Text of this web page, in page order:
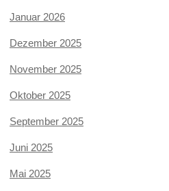
Januar 2026
Dezember 2025
November 2025
Oktober 2025
September 2025
Juni 2025
Mai 2025